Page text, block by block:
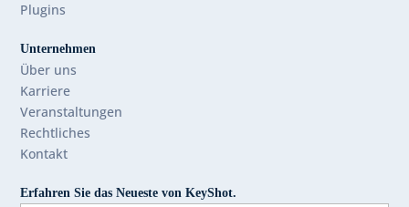
Plugins
Unternehmen
Über uns
Karriere
Veranstaltungen
Rechtliches
Kontakt
Erfahren Sie das Neueste von KeyShot.